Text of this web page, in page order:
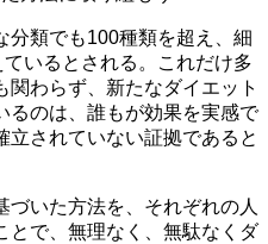
分類でも100種類を超え、細
いるとされる。これだけ多
関わらず、新たなダイエット
るのは、誰もが効果を実感で
立されていない証拠であると
づいた方法を、それぞれの人
とで、無理なく、無駄なくダ